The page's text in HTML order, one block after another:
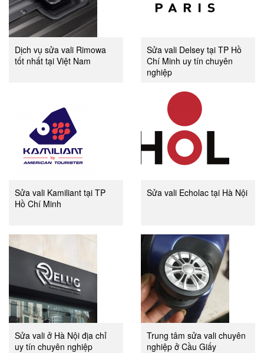
Dịch vụ sửa vali Rimowa
tốt nhất tại Việt Nam
Sửa vali Delsey tại TP Hồ
Chí Minh uy tín chuyên
nghiệp
Sửa vali Kamiliant tại TP
Hồ Chí Minh
Sửa vali Echolac tại Hà Nội
Sửa vali ở Hà Nội địa chỉ
uy tín chuyên nghiệp
Trung tâm sửa vali chuyên
nghiệp ở Cầu Giấy